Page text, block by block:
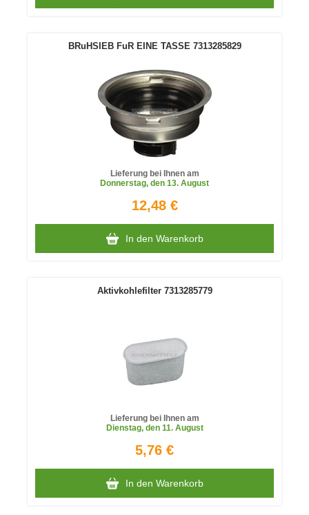
BRuHSIEB FuR EINE TASSE 7313285829
Lieferung bei Ihnen am
Donnerstag, den 13. August
12,48 €
In den Warenkorb
Aktivkohlefilter 7313285779
Lieferung bei Ihnen am
Dienstag, den 11. August
5,76 €
In den Warenkorb